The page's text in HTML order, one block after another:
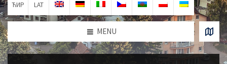
ЋИР LAT
MENU